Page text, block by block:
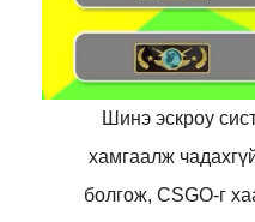
Шинэ эскроу
хамгаалж
болгож, CSGO-г